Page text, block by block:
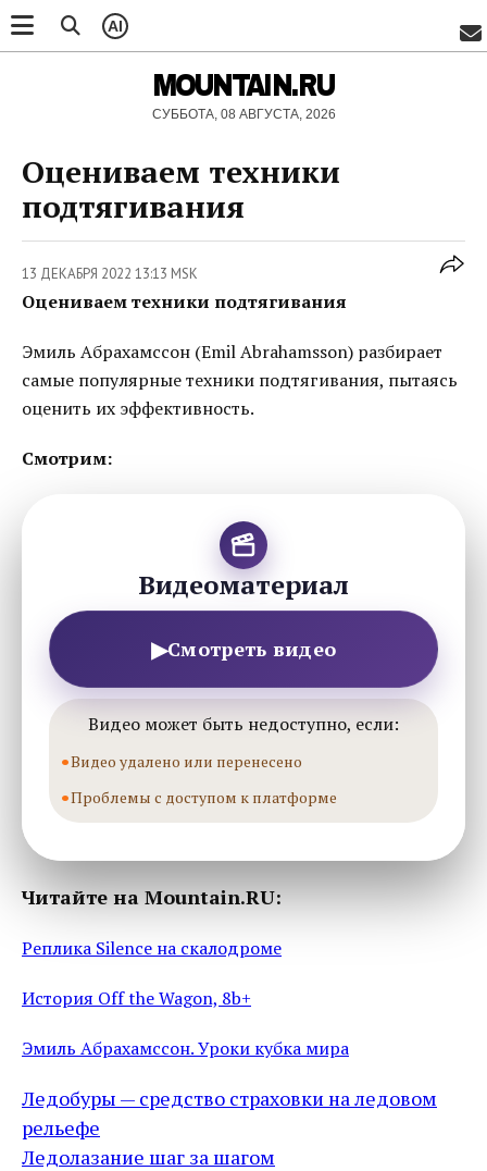
AI
MOUNTAIN.RU
СУББОТА, 08 АВГУСТА, 2026
Оцениваем техники
подтягивания
13 ДЕКАБРЯ 2022 13:13 MSK
Оцениваем техники подтягивания
Эмиль Абрахамссон (Emil Abrahamsson) разбирает
самые популярные техники подтягивания, пытаясь
оценить их эффективность.
Смотрим:
Видеоматериал
▶Смотреть видео
Видео может быть недоступно, если:
Видео удалено или перенесено
Проблемы с доступом к платформе
Читайте на Mountain.RU:
Реплика Silence на скалодроме
История Off the Wagon, 8b+
Эмиль Абрахамссон. Уроки кубка мира
Ледобуры — средство страховки на ледовом
рельефе
Ледолазание шаг за шагом